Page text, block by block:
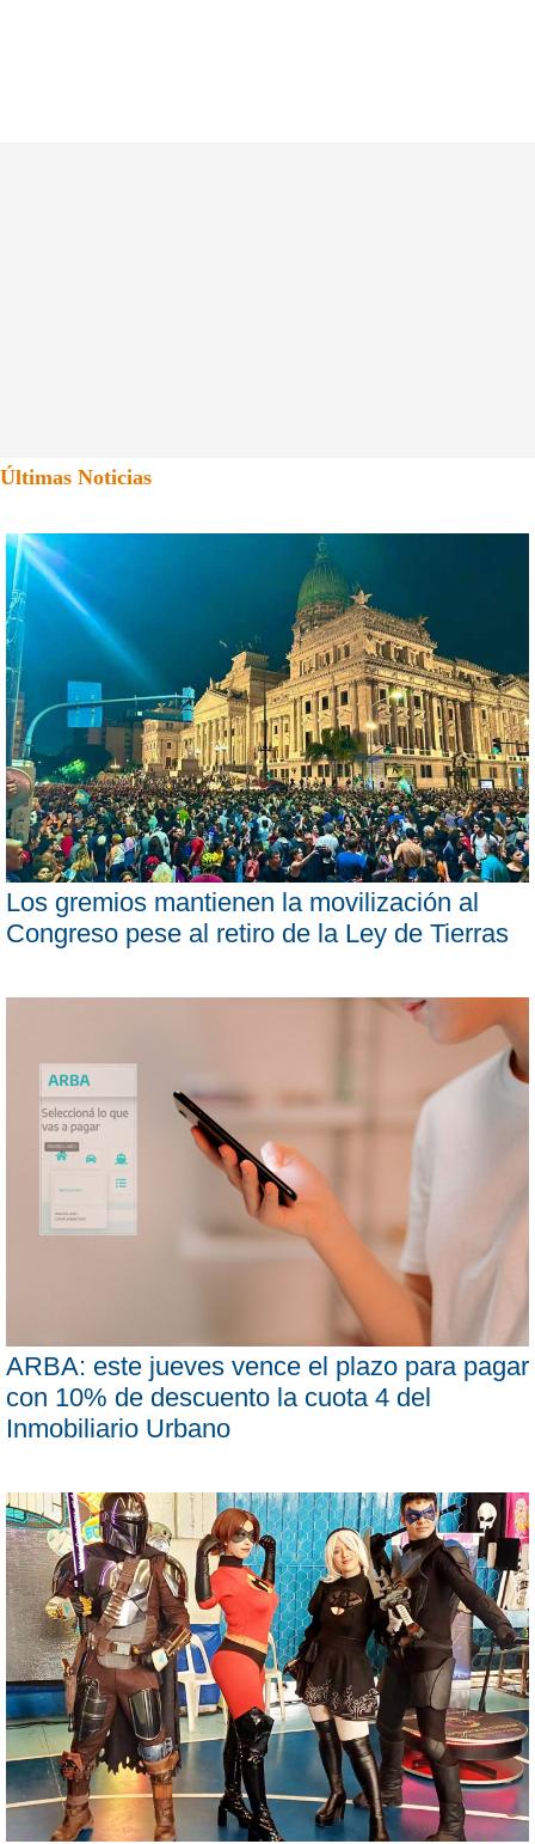
Últimas Noticias
Los gremios mantienen la movilización al
Congreso pese al retiro de la Ley de Tierras
ARBA: este jueves vence el plazo para pagar
con 10% de descuento la cuota 4 del
Inmobiliario Urbano